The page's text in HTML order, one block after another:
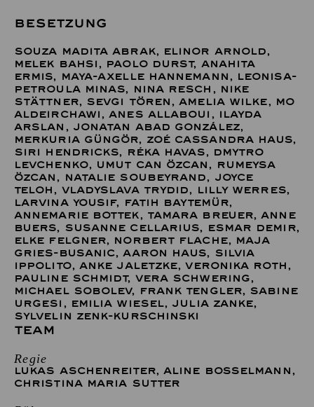
BESETZUNG
SOUZA MADITA ABRAK, ELINOR ARNOLD,
MELEK BAHSI, PAOLO DURST, ANAHITA
ERMIS, MAYA-AXELLE HANNEMANN, LEONISA-
PETROULA MINAS, NINA RESCH, NIKE
STÄTTNER, SEVGI TÖREN, AMELIA WILKE, MO
ALDEIRCHAWI, ANES ALLABOUI, ILAYDA
ARSLAN, JONATAN ABAD GONZÁLEZ,
MERKURIA GÜNGÖR, ZOÉ CASSANDRA HAUS,
SIRI HENDRICKS, RÉKA HAVAS, DMYTRO
LEVCHENKO, UMUT CAN ÖZCAN, RUMEYSA
ÖZCAN, NATALIE SOUBEYRAND, JOYCE
TELOH, VLADYSLAVA TRYDID, LILLY WERRES,
LARVINA YOUSIF, FATIH BAYTEMÜR,
ANNEMARIE BOTTEK, TAMARA BREUER, ANNE
BUERS, SUSANNE CELLARIUS, ESMAR DEMIR,
ELKE FELGNER, NORBERT FLACHE, MAJA
GRIES-BUSANIC, AARON HAUS, SILVIA
IPPOLITO, ANKE JALETZKE, VERONIKA ROTH,
PAULINE SCHMIDT, VERA SCHWERING,
MICHAEL SOBOLEV, FRANK TENGLER, SABINE
URGESI, EMILIA WIESEL, JULIA ZANKE,
SYLVELIN ZENK-KURSCHINSKI
TEAM
Regie
LUKAS ASCHENREITER,ALINE BOSSELMANN ,
CHRISTINA MARIA SUTTER